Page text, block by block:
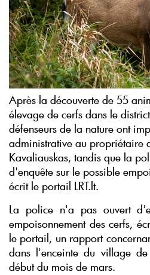
Après la découverte de 55
élevage de cerfs dans le
défenseurs de la nature ont
administrative au propriétaire
Kavaliauskas, tandis que la
d'enquête sur le possible
écrit le portail LRT.lt.
La police n'a pas ouvert
empoisonnement des cerfs,
le portail, un rapport
dans l'enceinte du village
début du mois de mars.